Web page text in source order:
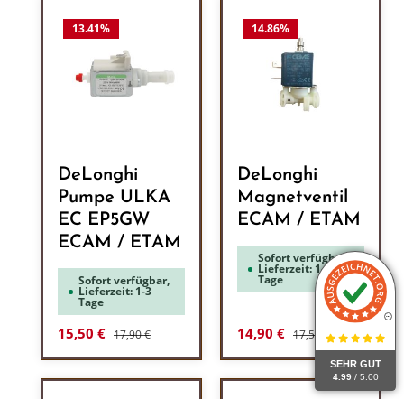
SEHR GUT
4.99 / 5.00
13.41%
DeLonghi
Pumpe ULKA
EC EP5GW
ECAM / ETAM
Sofort verfügbar,
Lieferzeit: 1-3
Tage
Verkaufspreis:
15,50 € Regulärer Preis:
17,90 €
14.86%
DeLonghi
Magnetventil
ECAM / ETAM
Sofort verfügbar,
Lieferzeit: 1-3
Tage
Verkaufspreis:
14,90 € Regulärer Preis:
17,50 €